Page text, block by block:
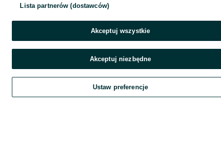
Szukaj Obserwujesz Dodaj Czat
Lista partnerów (dostawców)
Akceptuj wszystkie
Akceptuj niezbędne
Ustaw preferencje